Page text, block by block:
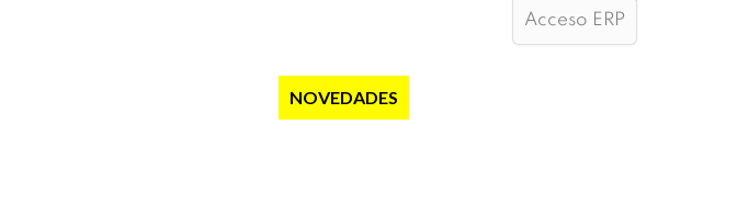
Acceso ERP
NOVEDADES